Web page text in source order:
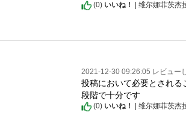
(0) いいね！ | 维尔娜菲茨杰
2021-12-30 09:26:05 レビュー
投稿において必要とされ
段階で十分です
(0) いいね！ | 维尔娜菲茨杰